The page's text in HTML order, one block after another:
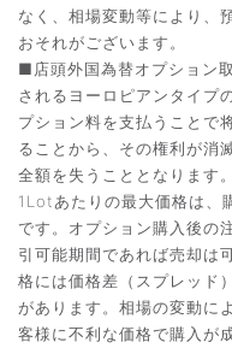
なく、相場変動等により、
おそれがございます。
■店頭外国為替オプション
されるヨーロピアンタイプ
プション料を支払うことで
ることから、その権利が消
全額を失うこととなります
1Lotあたりの最大価格は、
です。オプション購入後の
引可能期間であれば売却は
格には価格差（スプレッド
があります。相場の変動に
客様に不利な価格で購入が